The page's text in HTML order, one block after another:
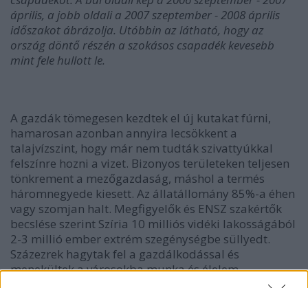
április, a jobb oldali a 2007 szeptember - 2008 április
időszakot ábrázolja. Utóbbin az látható, hogy az
ország döntő részén a szokásos csapadék kevesebb
mint fele hullott le.
A gazdák tömegesen kezdtek el új kutakat fúrni,
hamarosan azonban annyira lecsökkent a
talajvízszint, hogy már nem tudták szivattyúkkal
felszínre hozni a vizet. Bizonyos területeken teljesen
tönkrement a mezőgazdaság, máshol a termés
háromnegyede kiesett. Az állatállomány 85%-a éhen
vagy szomjan halt. Megfigyelők és ENSZ szakértők
becslése szerint Szíria 10 milliós vidéki lakosságából
2-3 millió ember extrém szegénységbe süllyedt.
Százezrek hagytak fel a gazdálkodással és
menekültek a városokba munka és élelem